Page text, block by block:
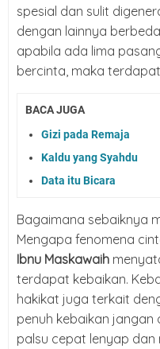
spesial dan sulit
dengan lainnya
apabila ada lima
bercinta, maka
BACA JUGA
Gizi pada Remaja
Kaldu yang Syahdu
Data itu Bicara
Bagaimana sebaiknya
Mengapa fenomena
Ibnu Maskawaih
terdapat kebaikan.
hakikat juga terkait
penuh kebaikan jangan
palsu cepat lenyap dan